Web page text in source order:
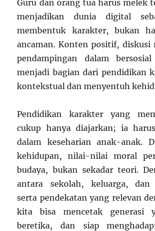
Guru dan orang tua harus melek
menjadikan dunia digital
membentuk karakter, bukan
ancaman. Konten positif, diskusi
pendampingan dalam
menjadi bagian dari pendidikan
kontekstual dan menyentuh
Pendidikan karakter yang
cukup hanya diajarkan; ia
dalam keseharian anak-anak.
kehidupan, nilai-nilai moral
budaya, bukan sekadar teori.
antara sekolah, keluarga, dan
serta pendekatan yang relevan
kita bisa mencetak generasi
beretika, dan siap